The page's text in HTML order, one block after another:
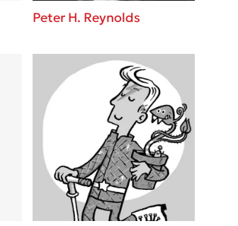
Peter H. Reynolds